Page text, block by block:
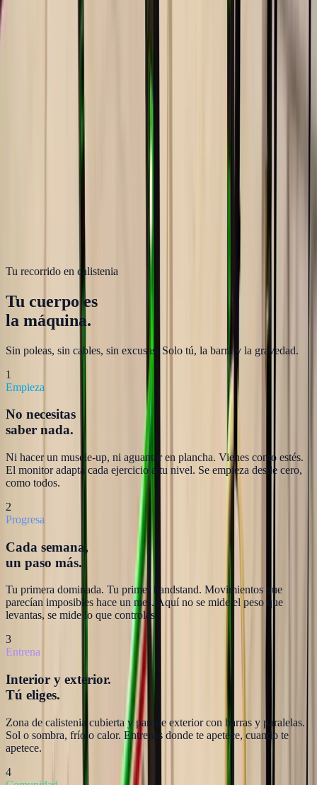
Qué vas a hacer (y qué no)
Progresiones de dominadas, fondos, flexiones, muscle-ups, planchas
y trabajo de core en barra. Cada sesión tiene calentamiento de
movilidad, bloque técnico (aprender o mejorar un movimiento) y
vas a encontrar: pesas de gimnasio, máquinas ni
ejercicios sin supervisión. La calistenia necesita técnica y el monitor
está para asegurar que progresas sin lesionarte.
Tu recorrido en calistenia
Tu cuerpo es
la máquina.
Sin poleas, sin cables, sin excusas. Solo tú, la barra y la gravedad.
1
Empieza
No necesitas
saber nada.
Ni hacer un muscle-up, ni aguantar en plancha. Vienes como estés.
El monitor adapta cada ejercicio a tu nivel. Se empieza desde cero,
como todos.
2
Progresa
Cada semana,
un paso más.
Tu primera dominada. Tu primer handstand. Movimientos que
parecían imposibles hace un mes. Aquí no se mide el peso que
levantas, se mide lo que controlas.
3
Entrena
Interior y exterior.
Tú eliges.
Zona de calistenia cubierta y parque exterior con barras y paralelas.
Sol o sombra, frío o calor. Entrenas donde te apetece, cuando te
apetece.
4